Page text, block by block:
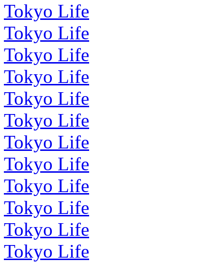
Tokyo Life
Tokyo Life
Tokyo Life
Tokyo Life
Tokyo Life
Tokyo Life
Tokyo Life
Tokyo Life
Tokyo Life
Tokyo Life
Tokyo Life
Tokyo Life